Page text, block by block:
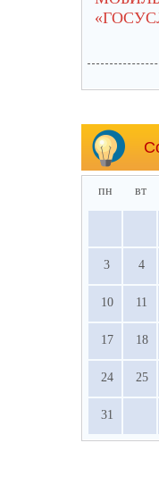
пн вт
3 4
10 11
17 18
24 25
31